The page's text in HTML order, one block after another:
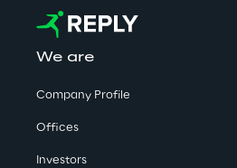
We are
Company Profile
Offices
Investors